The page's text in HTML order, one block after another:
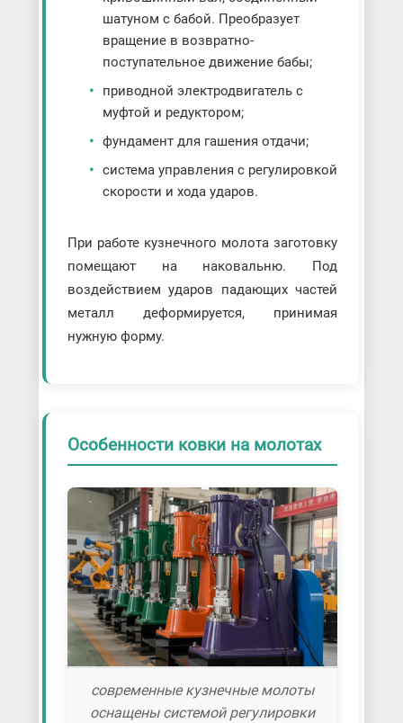
шатуном с бабой. Преобразует
вращение в возвратно-
поступательное движение бабы;
приводной электродвигатель с
муфтой и редуктором;
фундамент для гашения отдачи;
система управления с регулировкой
скорости и хода ударов.
При работе кузнечного молота заготовку
помещают на наковальню. Под
воздействием ударов падающих частей
металл деформируется, принимая
нужную форму.
Особенности ковки на молотах
современные кузнечные молоты
оснащены системой регулировки